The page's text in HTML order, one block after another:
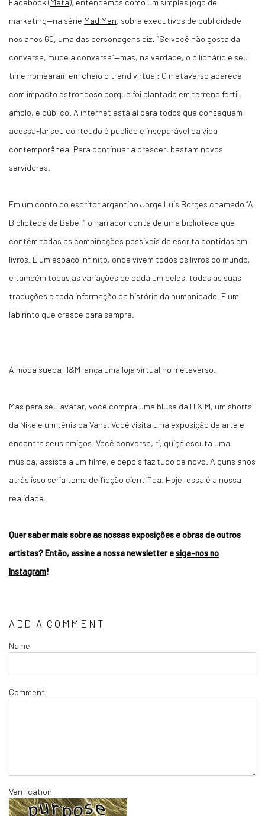
marketing—na série Mad Men, sobre executivos de publicidade
nos anos 60, uma das personagens diz: “Se você não gosta da
conversa, mude a conversa”—mas, na verdade, o bilionário e seu
time nomearam em cheio o trend virtual: O metaverso aparece
com impacto estrondoso porque foi plantado em terreno fértil,
amplo, e público. A internet está aí para todos que conseguem
acessá-la; seu conteúdo é público e inseparável da vida
contemporânea. Para continuar a crescer, bastam novos
servidores.
Em um conto do escritor argentino Jorge Luis Borges chamado “A
Biblioteca de Babel,” o narrador conta de uma biblioteca que
contém todas as combinações possíveis da escrita contidas em
livros. É um espaço infinito, onde vivem todos os livros do mundo,
e também todas as variações de cada um deles, todas as suas
traduções e toda informação da história da humanidade. É um
labirinto que cresce para sempre.
A moda sueca H&M lança uma loja virtual no metaverso.
Mas para seu avatar, você compra uma blusa da H & M, um shorts
da Nike e um tênis da Vans. Você visita uma exposição de arte e
encontra seus amigos. Você conversa, ri, quiçá escuta uma
música, assiste a um filme, e depois faz tudo de novo. Alguns anos
atrás isso seria tema de ficção científica. Hoje, essa é a nossa
realidade.
Quer saber mais sobre as nossas exposições e obras de outros
artistas? Então, assine a nossa newsletter esiga-nos no
Instagram!
ADD A COMMENT
Name
Comment
Verification